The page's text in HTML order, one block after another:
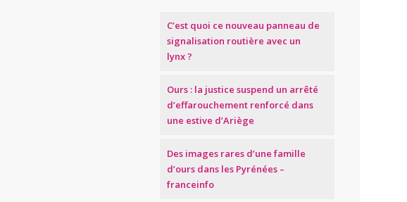
C’est quoi ce nouveau panneau de
signalisation routière avec un
lynx ?
Ours : la justice suspend un arrêté
d’effarouchement renforcé dans
une estive d’Ariège
Des images rares d’une famille
d’ours dans les Pyrénées –
franceinfo